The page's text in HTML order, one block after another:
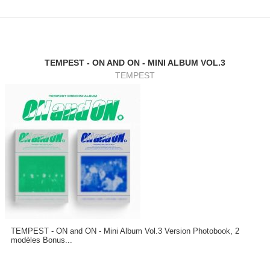
TEMPEST - ON AND ON - MINI ALBUM VOL.3
TEMPEST
TEMPEST - ON and ON - Mini Album Vol.3 Version Photobook, 2
modèles Bonus...